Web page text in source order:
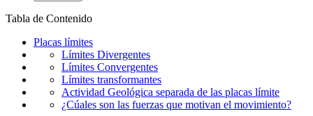
Tabla de Contenido
Placas límites
Límites Divergentes
Límites Convergentes
Límites transformantes
Actividad Geológica separada de las placas límite
¿Cúales son las fuerzas que motivan el movimiento?